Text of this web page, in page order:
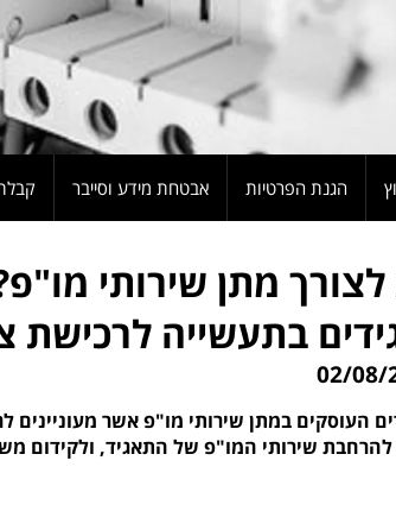
הגנת הפרטיות אבטחת מידע וסייבר
מתן שירותי
בתעשייה לרכישת
במתן שירותי מו"פ אשר מעוניינים
להרחבת שירותי המו"פ של התאגיד, ולקידום